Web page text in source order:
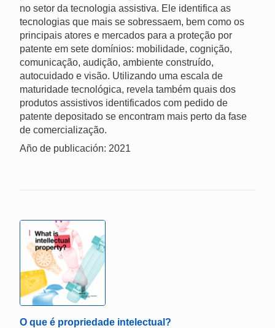
no setor da tecnologia assistiva. Ele identifica as
tecnologias que mais se sobressaem, bem como os
principais atores e mercados para a proteção por
patente em sete domínios: mobilidade, cognição,
comunicação, audição, ambiente construído,
autocuidado e visão. Utilizando uma escala de
maturidade tecnológica, revela também quais dos
produtos assistivos identificados com pedido de
patente depositado se encontram mais perto da fase
de comercialização.
Año de publicación: 2021
O que é propriedade intelectual?